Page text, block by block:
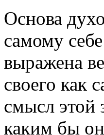
Основа
самому
выражена
своего как
смысл этой
каким бы